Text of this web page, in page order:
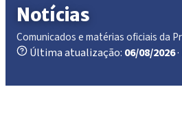
Notícias
Comunicados e matérias oficiais da
Última atualização: 06/08/2026